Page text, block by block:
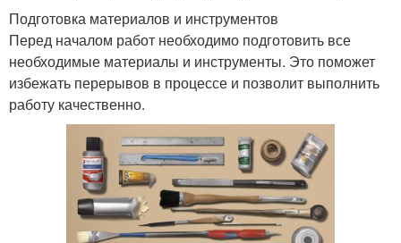
Подготовка материалов и инструментов
Перед началом работ необходимо подготовить все
необходимые материалы и инструменты. Это поможет
избежать перерывов в процессе и позволит выполнить
работу качественно.